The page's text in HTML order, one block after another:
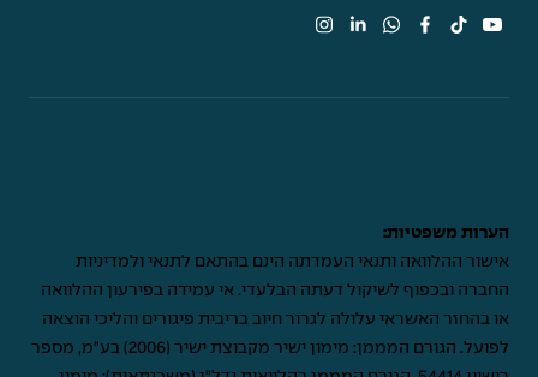
הערות משפטיות:
אישור ההלוואה ותנאי העמדתה הינם בהתאם לתנאי ולמדיניות
החברה ובכפוף לשיקול דעתה הבלעדי. אי עמידה בפירעון ההלוואה
או בהחזר האשראי עלולה לגרור חיוב בריבית פיגורים והליכי הוצאה
לפועל. הגורם המממן: מימון ישיר מקבוצת ישיר (2006) בע"מ, מספר